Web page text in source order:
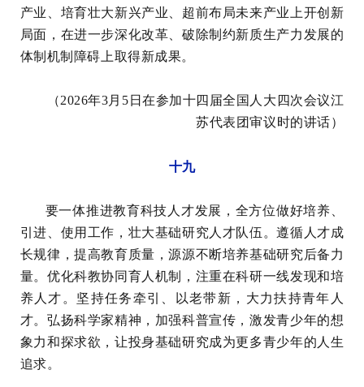
产业、培育壮大新兴产业、超前布局未来产业上开创新
局面，在进一步深化改革、破除制约新质生产力发展的
体制机制障碍上取得新成果。
（2026年3月5日在参加十四届全国人大四次会议江
苏代表团审议时的讲话）
十九
要一体推进教育科技人才发展，全方位做好培养、
引进、使用工作，壮大基础研究人才队伍。遵循人才成
长规律，提高教育质量，源源不断培养基础研究后备力
量。优化科教协同育人机制，注重在科研一线发现和培
养人才。坚持任务牵引、以老带新，大力扶持青年人
才。弘扬科学家精神，加强科普宣传，激发青少年的想
象力和探求欲，让投身基础研究成为更多青少年的人生
追求。